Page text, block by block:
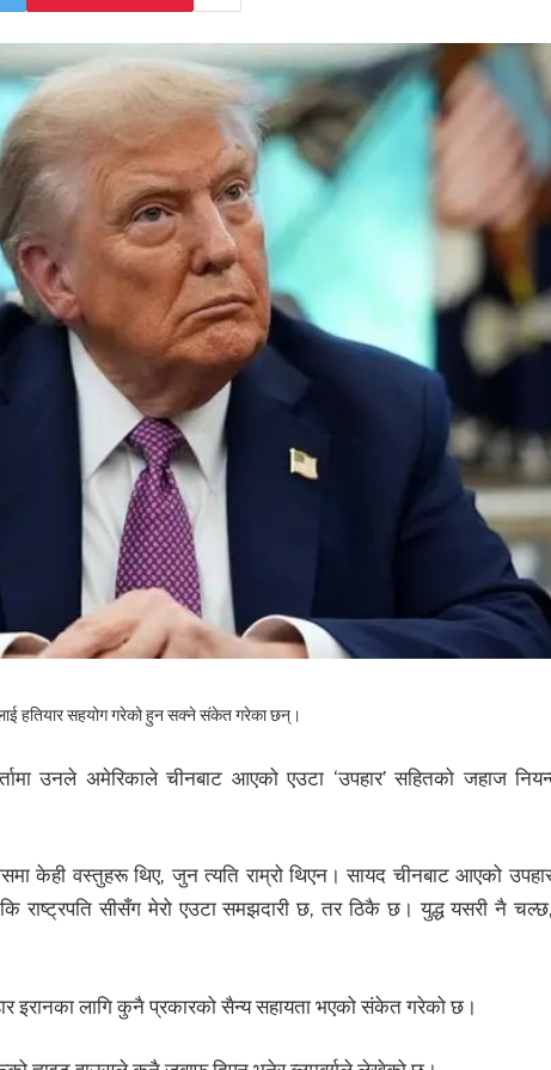
हतियार सहयोग गरेको हुन सक्ने संकेत गरेका छन्।
उनले अमेरिकाले चीनबाट आएको एउटा ‘उपहार’ सहितको जहाज
केही वस्तुहरू थिए, जुन त्यति राम्रो थिएन। सायद चीनबाट आएको
राष्ट्रपति सीसँग मेरो एउटा समझदारी छ, तर ठिकै छ। युद्ध यसरी नै
इरानका लागि कुनै प्रकारको सैन्य सहायता भएको संकेत गरेको छ।